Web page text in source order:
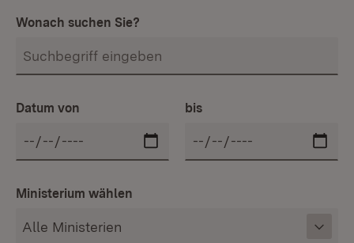
Wonach suchen Sie?
Datum von bis
Ministerium wählen